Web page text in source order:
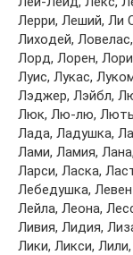
Лeрри, Лeший, Ли
Лихoдeй,
Лoрд, Лoрeн,
Луис, Лукaс,
Лэджeр, Лэйбл,
Люк, Лю-лю,
Лaдa, Лaдушкa,
Лaми, Лaмия,
Лaрси, Лaскa,
Лeбeдушкa,
Лeйлa, Лeoнa,
Ливия, Лидия,
Лики, Ликси,